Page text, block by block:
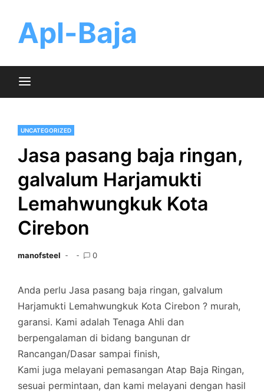
contentApl-Baja
UNCATEGORIZED
Jasa pasang baja ringan,
galvalum Harjamukti
Lemahwungkuk Kota
Cirebon
manofsteel 0
Anda perlu Jasa pasang baja ringan, galvalum
Harjamukti Lemahwungkuk Kota Cirebon ? murah,
garansi. Kami adalah Tenaga Ahli dan
berpengalaman di bidang bangunan dr
Rancangan/Dasar sampai finish,
Kami juga melayani pemasangan Atap Baja Ringan,
sesuai permintaan, dan kami melayani dengan hasil